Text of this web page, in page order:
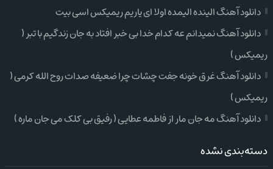
دانلود آهنگ الینده الیمده اولا ای یاریم ریمیکس اسی بیت
دانلود آهنگ نمیدانم عه کدام خدا بی خبر افتاد به جان زندگیم با تبر (
ریمیکس )
دانلود آهنگ غرق خونه جفت چشات چرا ضعیفه صدات روح الله کرمی (
ریمیکس )
دانلود آهنگ مه جان مار از فاطمه عطایی ( رفیق بی کلک می جان ماره )
دسته‌بندی نشده